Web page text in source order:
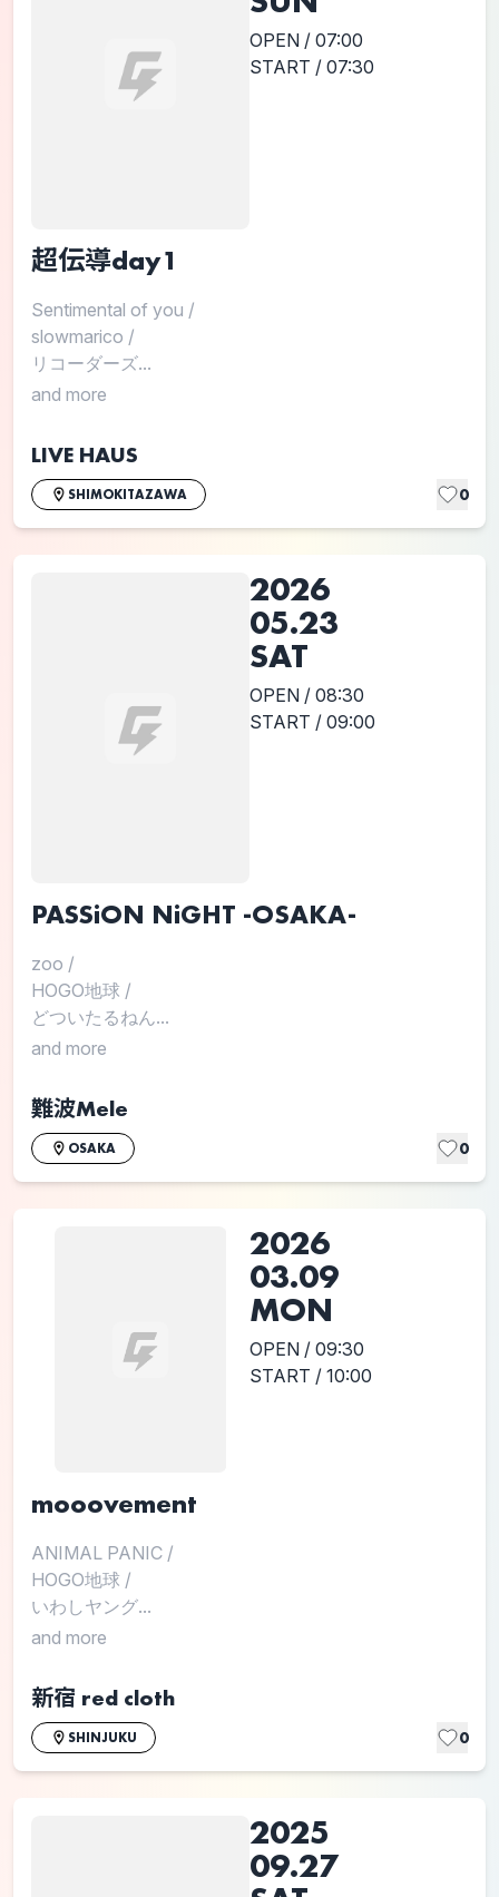
OPEN / 07:00
START / 07:30
超伝導day1
Sentimental of you /
slowmarico /
リコーダーズ...
and more
LIVE HAUS
SHIMOKITAZAWA 0
2026
05.23
SAT
OPEN / 08:30
START / 09:00
PASSiON NiGHT -OSAKA-
zoo /
HOGO地球 /
どついたるねん...
and more
難波Mele
OSAKA 0
2026
03.09
MON
OPEN / 09:30
START / 10:00
mooovement
ANIMAL PANIC /
HOGO地球 /
いわしヤング...
and more
新宿 red cloth
SHINJUKU 0
2025
09.27